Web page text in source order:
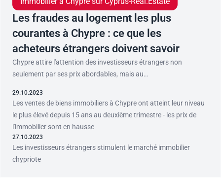
Les fraudes au logement les plus
courantes à Chypre : ce que les
acheteurs étrangers doivent savoir
Chypre attire l'attention des investisseurs étrangers non
seulement par ses prix abordables, mais au…
29.10.2023
Les ventes de biens immobiliers à Chypre ont atteint leur niveau
le plus élevé depuis 15 ans au deuxième trimestre - les prix de
l'immobilier sont en hausse
27.10.2023
Les investisseurs étrangers stimulent le marché immobilier
chypriote